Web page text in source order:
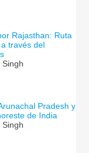
Rajasthan: Ruta
través del
Pradesh y
de India